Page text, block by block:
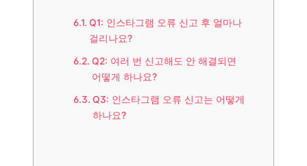
Q1: 인스타그램 오류 신고 후 얼마나
걸리나요?
Q2: 여러 번 신고해도 안 해결되면
어떻게 하나요?
Q3: 인스타그램 오류 신고는 어떻게
하나요?